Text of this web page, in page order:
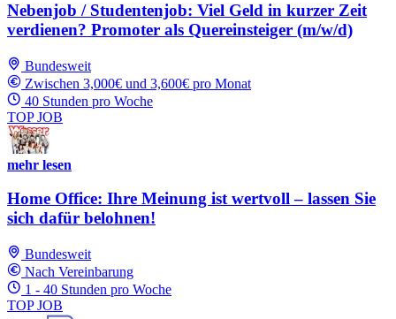
Nebenjob / Studentenjob: Viel Geld in kurzer Zeit
verdienen? Promoter als Quereinsteiger (m/w/d)
Bundesweit
Zwischen 3,000€ und 3,600€ pro Monat
40 Stunden pro Woche
TOP JOB
mehr lesen
Home Office: Ihre Meinung ist wertvoll – lassen Sie
sich dafür belohnen!
Bundesweit
Nach Vereinbarung
1 - 40 Stunden pro Woche
TOP JOB